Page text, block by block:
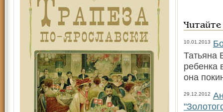
10.01.2013
Татьяна
ребенка
она
29.12.2012